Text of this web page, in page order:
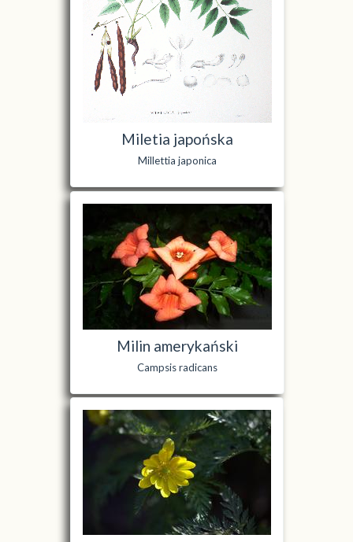
Miletia japońska
Millettia japonica
Milin amerykański
Campsis radicans